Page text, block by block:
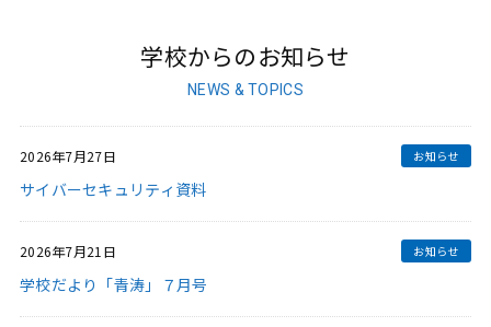
学校からのお知らせ
NEWS & TOPICS
2026年7月27日
サイバーセキュリティ資料
2026年7月21日
学校だより「青涛」７月号